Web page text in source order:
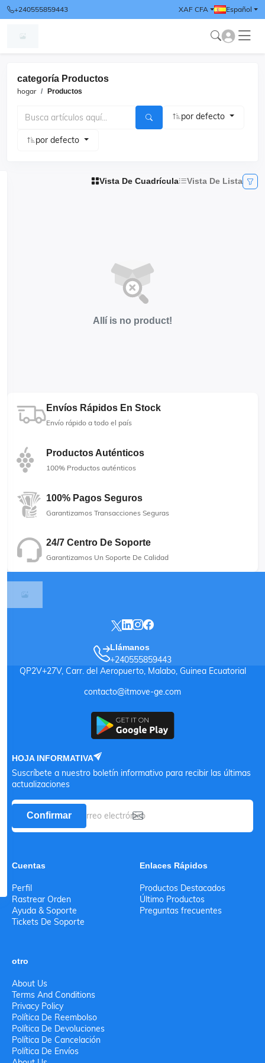
+240555859443 XAF CFA Español
categoría Productos
hogar Productos
por defecto
por defecto
Vista De Cuadrícula Vista De Lista
Allí is no product!
Envíos Rápidos En Stock
Envío rápido a todo el país
Productos Auténticos
100% Productos auténticos
100% Pagos Seguros
Garantizamos Transacciones Seguras
24/7 Centro De Soporte
Garantizamos Un Soporte De Calidad
Llámanos
+240555859443
QP2V+27V, Carr. del Aeropuerto, Malabo, Guinea Ecuatorial
contacto@itmove-ge.com
HOJA INFORMATIVA
Suscríbete a nuestro boletín informativo para recibir las últimas
actualizaciones
Confirmar
Cuentas
Perfil
Rastrear Orden
Ayuda & Soporte
Tickets De Soporte
Enlaces Rápidos
Productos Destacados
Último Productos
Preguntas frecuentes
otro
About Us
Terms And Conditions
Privacy Policy
Política De Reembolso
Política De Devoluciones
Política De Cancelación
Política De Envíos